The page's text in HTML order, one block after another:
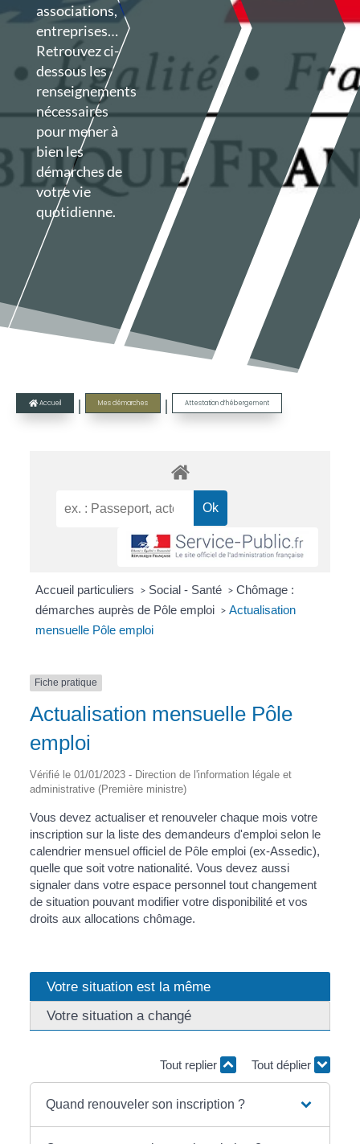
associations,
entreprises…
Retrouvez ci-
dessous les
renseignements
nécessaires
pour mener à
bien les
démarches de
votre vie
quotidienne.
 Accueil | Mes démarches | Attestation d’hébergement
Accueil particuliers > Social - Santé > Chômage :
démarches auprès de Pôle emploi > Actualisation
mensuelle Pôle emploi
Fiche pratique
Actualisation mensuelle Pôle
emploi
Vérifié le 01/01/2023 - Direction de l'information légale et
administrative (Première ministre)
Vous devez actualiser et renouveler chaque mois votre
inscription sur la liste des demandeurs d'emploi selon le
calendrier mensuel officiel de Pôle emploi (ex-Assedic),
quelle que soit votre nationalité. Vous devez aussi
signaler dans votre espace personnel tout changement
de situation pouvant modifier votre disponibilité et vos
droits aux allocations chômage.
Votre situation est la même
Votre situation a changé
Tout replier Tout déplier
Quand renouveler son inscription ?